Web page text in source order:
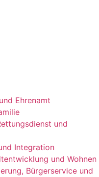
Ehrenamt
und
Integration
und Wohnen
Bür­ger­ser­vice und